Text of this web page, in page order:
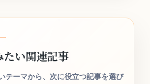
たい関連記事
テーマから、次に役立つ記事を選び